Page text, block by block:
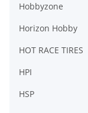
Hobbyzone
Horizon Hobby
HOT RACE TIRES
HPI
HSP